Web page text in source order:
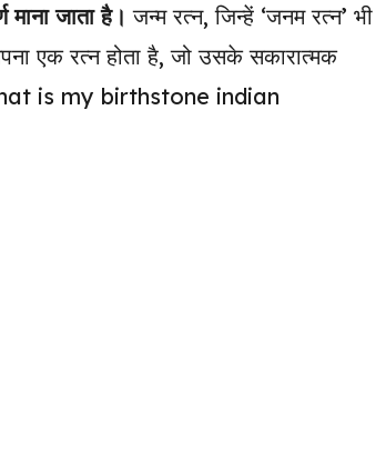
माना जाता है। जन्म रत्न, जिन्हें ‘जनम रत्न’ भी
एक रत्न होता है, जो उसके सकारात्मक
what is my birthstone indian